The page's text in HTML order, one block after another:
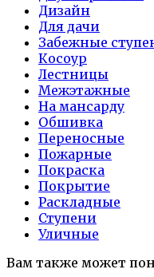
Дизайн
Для дачи
Забежные
Косоур
Лестницы
Межэтажные
На мансарду
Обшивка
Переносные
Пожарные
Покраска
Покрытие
Раскладные
Ступени
Уличные
Вам также может